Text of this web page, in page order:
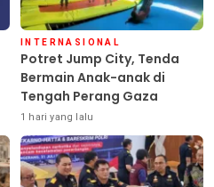
INTERNASIONAL
Potret Jump City, Tenda
Bermain Anak-anak di
Tengah Perang Gaza
1 hari yang lalu